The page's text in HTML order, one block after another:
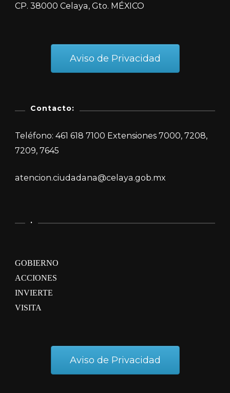
CP. 38000 Celaya, Gto. MÉXICO
Aviso de Privacidad
Contacto:
Teléfono: 461 618 7100 Extensiones 7000, 7208,
7209, 7645
atencion.ciudadana@celaya.gob.mx
.
GOBIERNO
ACCIONES
INVIERTE
VISITA
Aviso de Privacidad